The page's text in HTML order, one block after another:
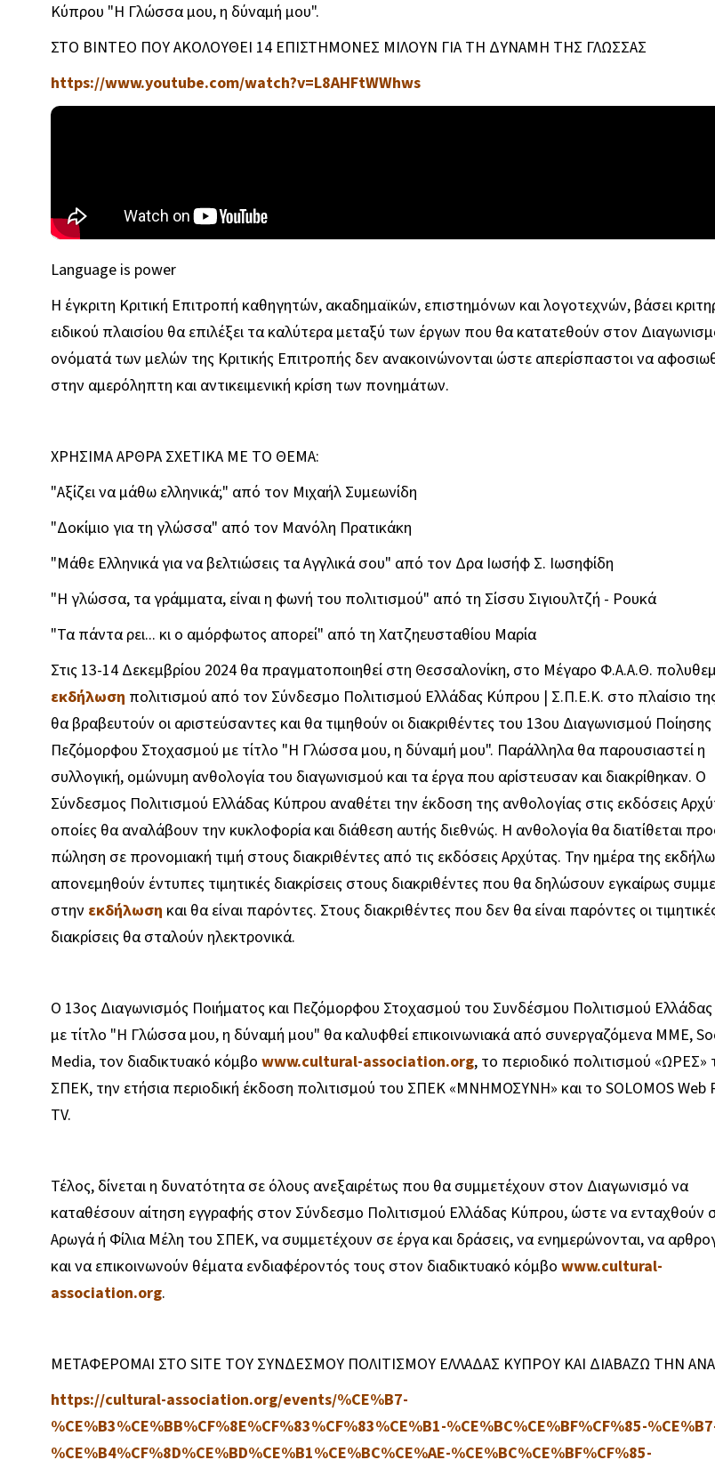
Κύπρου "Η Γλώσσα μου, η δύναμή μου".
ΣΤΟ ΒΙΝΤΕΟ ΠΟΥ ΑΚΟΛΟΥΘΕΙ 14 ΕΠΙΣΤΗΜΟΝΕΣ ΜΙΛΟΥΝ ΓΙΑ ΤΗ ΔΥΝΑΜΗ ΤΗΣ ΓΛΩΣΣΑΣ
https://www.youtube.com/watch?v=L8AHFtWWhws
Language is power
Η έγκριτη Κριτική Επιτροπή καθηγητών, ακαδημαϊκών, επιστημόνων και λογοτεχνών, βάσει
ειδικού πλαισίου θα επιλέξει τα καλύτερα μεταξύ των έργων που θα κατατεθούν στον
ονόματά των μελών της Κριτικής Επιτροπής δεν ανακοινώνονται ώστε απερίσπαστοι να
στην αμερόληπτη και αντικειμενική κρίση των πονημάτων.
ΧΡΗΣΙΜΑ ΑΡΘΡΑ ΣΧΕΤΙΚΑ ΜΕ ΤΟ ΘΕΜΑ:
"Αξίζει να μάθω ελληνικά;" από τον Μιχαήλ Συμεωνίδη
"Δοκίμιο για τη γλώσσα" από τον Μανόλη Πρατικάκη
"Μάθε Ελληνικά για να βελτιώσεις τα Αγγλικά σου" από τον Δρα Ιωσήφ Σ. Ιωσηφίδη
"Η γλώσσα, τα γράμματα, είναι η φωνή του πολιτισμού" από τη Σίσσυ Σιγιουλτζή - Ρουκά
"Τα πάντα ρει... κι ο αμόρφωτος απορεί" από τη Χατζηευσταθίου Μαρία
Στις 13-14 Δεκεμβρίου 2024 θα πραγματοποιηθεί στη Θεσσαλονίκη, στο Μέγαρο Φ.Α.Α.Θ.
εκδήλωση πολιτισμού από τον Σύνδεσμο Πολιτισμού Ελλάδας Κύπρου | Σ.Π.Ε.Κ. στο πλαίσιο
θα βραβευτούν οι αριστεύσαντες και θα τιμηθούν οι διακριθέντες του 13ου Διαγωνισμού Ποίησης
Πεζόμορφου Στοχασμού με τίτλο "Η Γλώσσα μου, η δύναμή μου". Παράλληλα θα παρουσιαστεί η
συλλογική, ομώνυμη ανθολογία του διαγωνισμού και τα έργα που αρίστευσαν και διακρίθηκαν. Ο
Σύνδεσμος Πολιτισμού Ελλάδας Κύπρου αναθέτει την έκδοση της ανθολογίας στις εκδόσεις
οποίες θα αναλάβουν την κυκλοφορία και διάθεση αυτής διεθνώς. Η ανθολογία θα διατίθεται
πώληση σε προνομιακή τιμή στους διακριθέντες από τις εκδόσεις Αρχύτας. Την ημέρα της
απονεμηθούν έντυπες τιμητικές διακρίσεις στους διακριθέντες που θα δηλώσουν εγκαίρως
στην εκδήλωση και θα είναι παρόντες. Στους διακριθέντες που δεν θα είναι παρόντες οι
διακρίσεις θα σταλούν ηλεκτρονικά.
Ο 13ος Διαγωνισμός Ποιήματος και Πεζόμορφου Στοχασμού του Συνδέσμου Πολιτισμού
με τίτλο "Η Γλώσσα μου, η δύναμή μου" θα καλυφθεί επικοινωνιακά από συνεργαζόμενα ΜΜΕ,
Media, τον διαδικτυακό κόμβο www.cultural-association.org, το περιοδικό πολιτισμού «ΩΡΕΣ»
ΣΠΕΚ, την ετήσια περιοδική έκδοση πολιτισμού του ΣΠΕΚ «ΜΝΗΜΟΣΥΝΗ» και το SOLOMOS Web
TV.
Τέλος, δίνεται η δυνατότητα σε όλους ανεξαιρέτως που θα συμμετέχουν στον Διαγωνισμό να
καταθέσουν αίτηση εγγραφής στον Σύνδεσμο Πολιτισμού Ελλάδας Κύπρου, ώστε να ενταχθούν
Αρωγά ή Φίλια Μέλη του ΣΠΕΚ, να συμμετέχουν σε έργα και δράσεις, να ενημερώνονται, να
και να επικοινωνούν θέματα ενδιαφέροντός τους στον διαδικτυακό κόμβο www.cultural-
association.org.
ΜΕΤΑΦΕΡΟΜΑΙ ΣΤΟ SITE ΤΟΥ ΣΥΝΔΕΣΜΟΥ ΠΟΛΙΤΙΣΜΟΥ ΕΛΛΑΔΑΣ ΚΥΠΡΟΥ ΚΑΙ ΔΙΑΒΑΖΩ ΤΗΝ
https://cultural-association.org/events/%CE%B7-
%CE%B3%CE%BB%CF%8E%CF%83%CF%83%CE%B1-%CE%BC%CE%BF%CF%85-
%CE%B4%CF%8D%CE%BD%CE%B1%CE%BC%CE%AE-%CE%BC%CE%BF%CF%85-